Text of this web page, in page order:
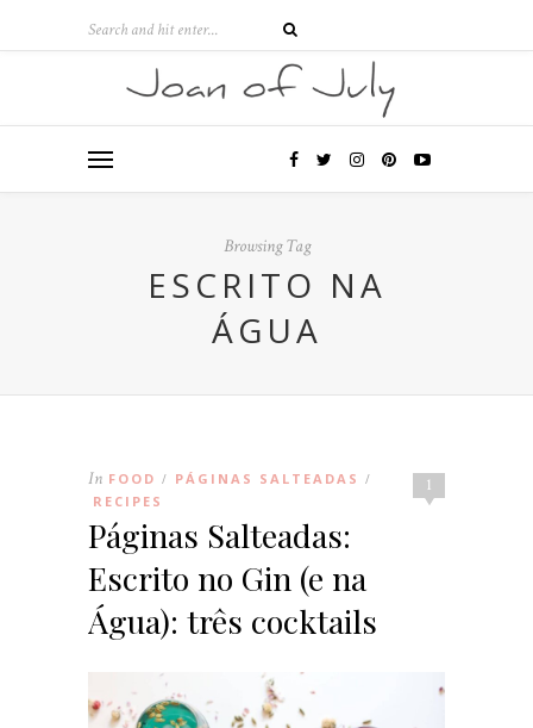
Browsing Tag
ESCRITO NA
ÁGUA
1
In FOOD / PÁGINAS SALTEADAS /
RECIPES
Páginas Salteadas:
Escrito no Gin (e na
Água): três cocktails